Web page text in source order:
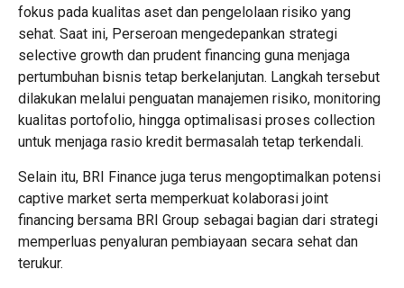
fokus pada kualitas aset dan pengelolaan risiko yang
sehat. Saat ini, Perseroan mengedepankan strategi
selective growth dan prudent financing guna menjaga
pertumbuhan bisnis tetap berkelanjutan. Langkah tersebut
dilakukan melalui penguatan manajemen risiko, monitoring
kualitas portofolio, hingga optimalisasi proses collection
untuk menjaga rasio kredit bermasalah tetap terkendali.
Selain itu, BRI Finance juga terus mengoptimalkan potensi
captive market serta memperkuat kolaborasi joint
financing bersama BRI Group sebagai bagian dari strategi
memperluas penyaluran pembiayaan secara sehat dan
terukur.